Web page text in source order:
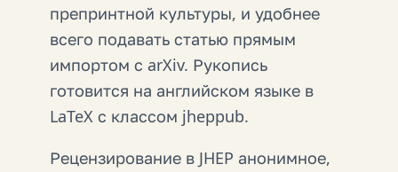
препринтной культуры, и удобнее
всего подавать статью прямым
импортом с arXiv. Рукопись
готовится на английском языке в
LaTeX с классом jheppub.
Рецензирование в JHEP анонимное,